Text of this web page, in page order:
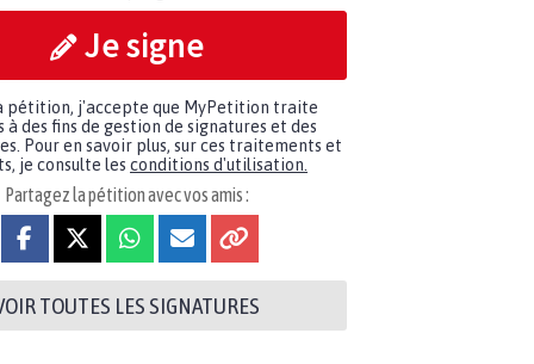
Je signe
pétition, j'accepte que MyPetition traite
à des fins de gestion de signatures et des
Pour en savoir plus, sur ces traitements et
je consulte les conditions d'utilisation.
Partagez la pétition avec vos amis :
TOUTES LES SIGNATURES